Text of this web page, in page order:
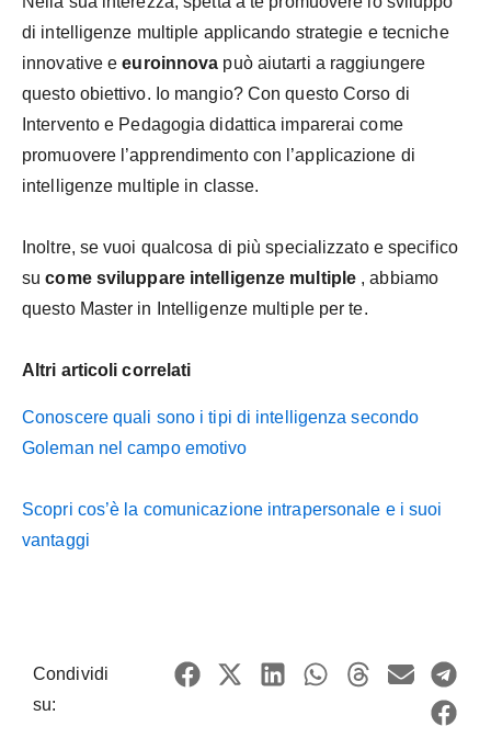
di intelligenze multiple applicando strategie e tecniche
innovative eeuroinnova può aiutarti a raggiungere
questo obiettivo. Io mangio? Con questo Corso di
Intervento e Pedagogia didattica imparerai come
promuovere l’apprendimento con l’applicazione di
intelligenze multiple in classe.
Inoltre, se vuoi qualcosa di più specializzato e specifico
sucome sviluppare intelligenze multiple , abbiamo
questo Master in Intelligenze multiple per te.
Altri articoli correlati
Conoscere quali sono i tipi di intelligenza secondo
Goleman nel campo emotivo
Scopri cos’è la comunicazione intrapersonale e i suoi
vantaggi
Condividi
su: